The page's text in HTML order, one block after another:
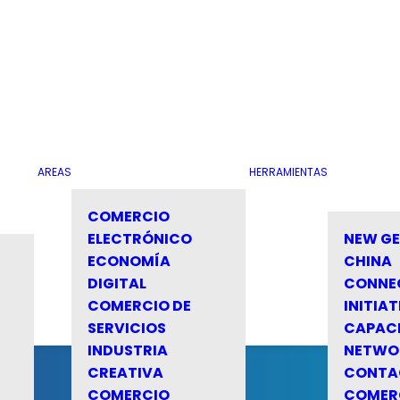
AREAS
COMERCIO
ELECTRÓNICO
ECONOMÍA
DIGITAL
COMERCIO DE
SERVICIOS
INDUSTRIA
CREATIVA
COMERCIO
HERRAMIENTAS
NEW
CHINA